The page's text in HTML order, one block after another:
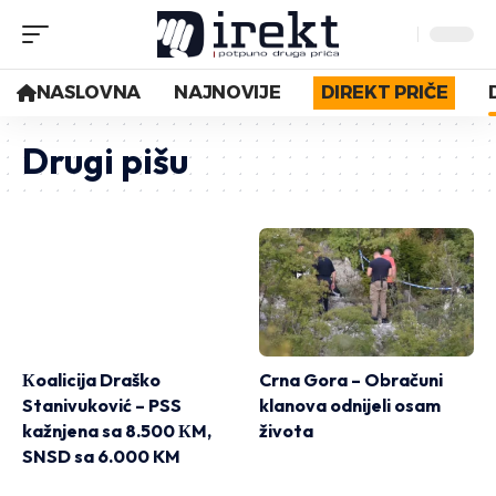
NASLOVNA NAJNOVIJE DIREKT PRIČE
Drugi pišu
Кoalicija Draško
Stanivuković – PSS
kažnjena sa 8.500 КM,
SNSD sa 6.000 KM
Crna Gora – Obračuni
klanova odnijeli osam
života